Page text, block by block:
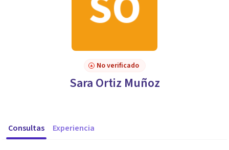
No verificado
Sara Ortiz Muñoz
Consultas Experiencia